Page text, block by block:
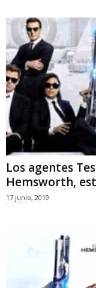
Los agentes
Hemsworth,
17 junio, 2019